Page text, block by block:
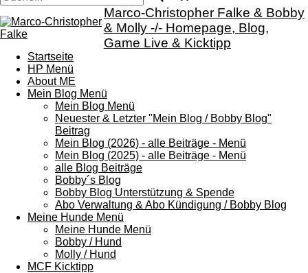
Marco-Christopher Falke & Bobby
& Molly -/- Homepage, Blog,
Game Live & Kicktipp
Startseite
HP Menü
About ME
Mein Blog Menü
Mein Blog Menü
Neuester & Letzter "Mein Blog / Bobby Blog"
Beitrag
Mein Blog (2026) - alle Beiträge - Menü
Mein Blog (2025) - alle Beiträge - Menü
alle Blog Beiträge
Bobby´s Blog
Bobby Blog Unterstützung & Spende
Abo Verwaltung & Abo Kündigung / Bobby Blog
Meine Hunde Menü
Meine Hunde Menü
Bobby / Hund
Molly / Hund
MCF Kicktipp